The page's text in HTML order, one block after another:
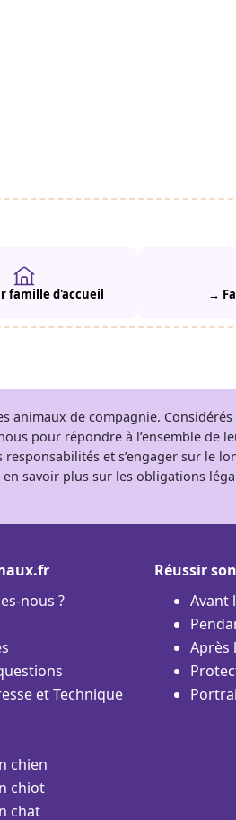
famille d'accueil →
animaux de compagnie.
pour répondre à l’ensemble de
et s’engager sur le
savoir plus sur les obligations
nous ?
et Technique
chien
chiot
chat
Réussir
Avant
Après